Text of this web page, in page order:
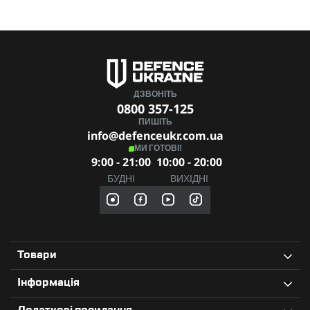
ДЗВОНІТЬ
0800 357-125
ПИШІТЬ
info@defenceukr.com.ua
МИ ГОТОВІ!
9:00 - 21:00
БУДНІ
10:00 - 20:00
ВИХІДНІ
Товари
Інформація